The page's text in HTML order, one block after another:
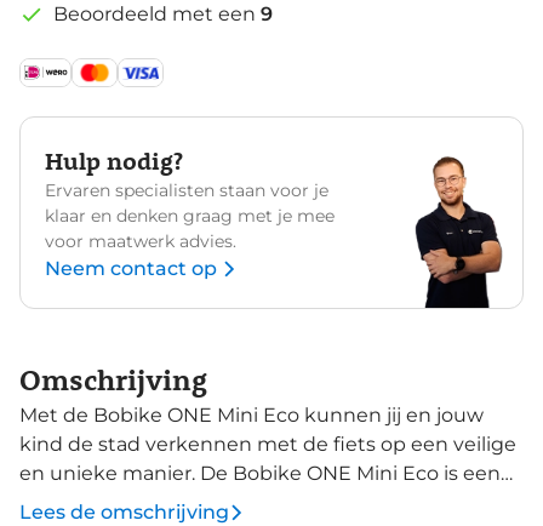
Beoordeeld met een 9
Hulp nodig?
Ervaren specialisten staan voor je
klaar en denken graag met je mee
voor maatwerk advies.
Neem contact op
Omschrijving
Met de Bobike ONE Mini Eco kunnen jij en jouw
kind de stad verkennen met de fiets op een veilige
en unieke manier. De Bobike ONE Mini Eco is een
fietsveiligheidszitje dat wordt gemonteerd op de
Lees de omschrijving